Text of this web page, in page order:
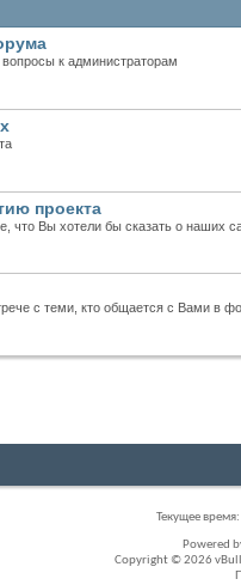
к администраторам
проекта
что Вы хотели бы сказать о наших
с теми, кто общается с Вами в
Текущее время:
Powered
Copyright © 2026